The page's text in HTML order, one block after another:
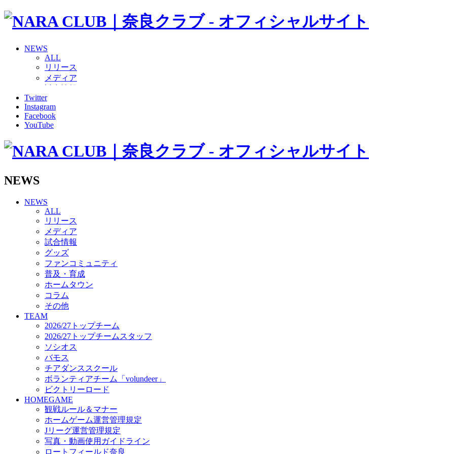
NEWS
ALL
リリース
メディア
グッズ
ファンコミュニティ
普及・育成
ホームタウン
その他
バモス
チアダンススクール
ボランティアチーム「volundeer」
ビクトリーロード
HOMEGAME
観戦ルール＆マナー
ホームゲーム運営管理規定
Jリーグ運営管理規定
写真・動画使用ガイドライン
ロートフィールド奈良
SCHEDULE
2026/27
練習見学時のファンサービスについて
TICKET
奈良クラブ明治安田J3リーグ2026/27シーズン試合観戦チケット
奈良クラブ明治安田Ｊ3リーグ 2026/27シーズン「鹿パス」
観戦ルール＆マナー
FANCOMMUNITY
2026/27ファンコミュニティ
サポートショップ
GOODS
オフィシャルストア（実店舗）
オンラインストア
ACADEMY
アカデミーについて
Twitter
Instagram
Facebook
YouTube
NEWS
NEWS
ALL
リリース
メディア
試合情報
グッズ
ファンコミュニティ
普及・育成
ホームタウン
コラム
その他
TEAM
2026/27トップチーム
2026/27トップチームスタッフ
ソシオス
バモス
チアダンススクール
ボランティアチーム「volundeer」
ビクトリーロード
HOMEGAME
観戦ルール＆マナー
ホームゲーム運営管理規定
Jリーグ運営管理規定
写真・動画使用ガイドライン
ロートフィールド奈良